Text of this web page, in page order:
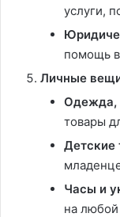
услуги,
помощь
Личные
Одежда,
товары
Детские
Часы и
на